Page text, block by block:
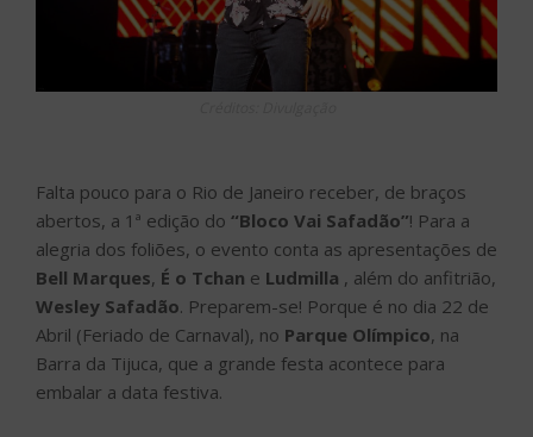
Falta pouco para o Rio de Janeiro receber, de braços
abertos, a 1ª edição do “Bloco Vai Safadão”! Para a
alegria dos foliões, o evento conta as apresentações de
Bell Marques, É o Tchan e Ludmilla , além do anfitrião,
Wesley Safadão. Preparem-se! Porque é no dia 22 de
Abril (Feriado de Carnaval), no Parque Olímpico, na
Barra da Tijuca, que a grande festa acontece para
embalar a data festiva.